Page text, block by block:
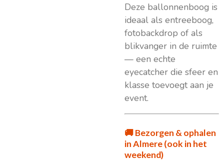
Deze ballonnenboog is
ideaal als entreeboog,
fotobackdrop of als
blikvanger in de ruimte
— een echte
eyecatcher die sfeer en
klasse toevoegt aan je
event.
🚚 Bezorgen & ophalen
in Almere (ook in het
weekend)